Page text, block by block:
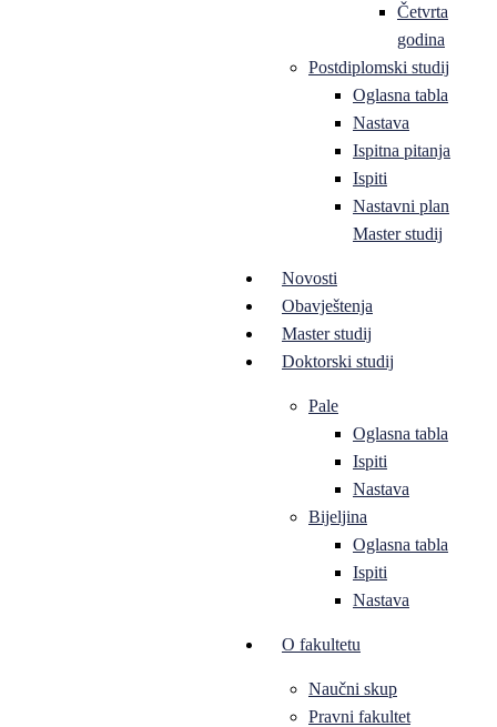
Četvrta
godina
Postdiplomski studij
Oglasna tabla
Nastava
Ispitna pitanja
Ispiti
Nastavni plan
Master studij
Novosti
Obavještenja
Master studij
Doktorski studij
Pale
Oglasna tabla
Ispiti
Nastava
Bijeljina
Oglasna tabla
Ispiti
Nastava
O fakultetu
Naučni skup
Pravni fakultet